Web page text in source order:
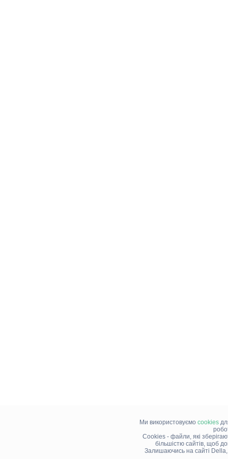
Ми використовуємо cookies
Cookies - файли, які
більшістю сайтів, щоб
Залишаючись на сайті